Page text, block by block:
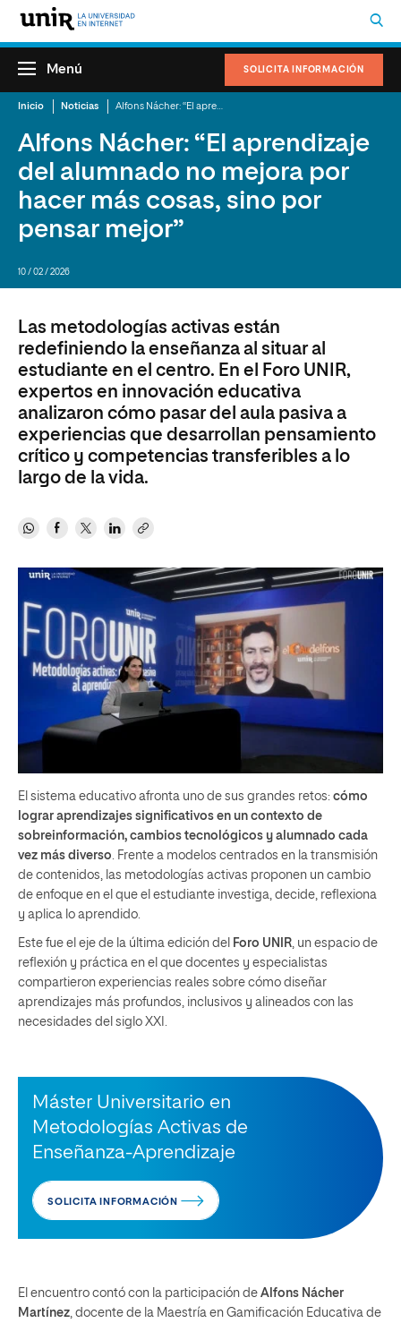
SOLICITA INFORMACIÓN
Menú
Inicio Noticias
Alfons Nácher: “El aprendizaje
del alumnado no mejora por
hacer más cosas, sino por
pensar mejor”
10 / 02 / 2026
Las metodologías activas están
redefiniendo la enseñanza al situar al
estudiante en el centro. En el Foro UNIR,
expertos en innovación educativa
analizaron cómo pasar del aula pasiva a
experiencias que desarrollan pensamiento
crítico y competencias transferibles a lo
largo de la vida.
El sistema educativo afronta uno de sus grandes retos: cómo
lograr aprendizajes significativos en un contexto de
sobreinformación, cambios tecnológicos y alumnado cada
vez más diverso . Frente a modelos centrados en la transmisión
de contenidos, las metodologías activas proponen un cambio
de enfoque en el que el estudiante investiga, decide, reflexiona
y aplica lo aprendido.
Este fue el eje de la última edición del Foro UNIR , un espacio de
reflexión y práctica en el que docentes y especialistas
compartieron experiencias reales sobre cómo diseñar
aprendizajes más profundos, inclusivos y alineados con las
necesidades del siglo XXI.
Máster Universitario en
Metodologías Activas de
Enseñanza-Aprendizaje
SOLICITA INFORMACIÓN
El encuentro contó con la participación de Alfons Nácher
Martínez , docente de la Maestría en Gamificación Educativa de